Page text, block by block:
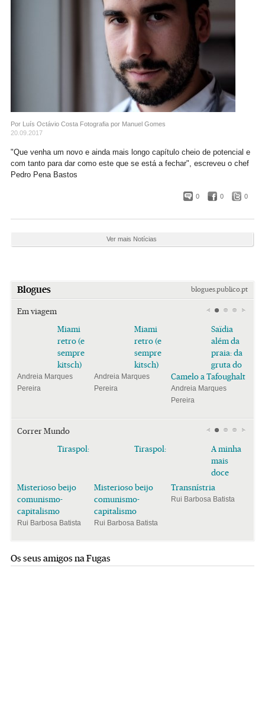
Por Luís Octávio Costa Fotografia por Manuel Gomes
20.09.2017
"Que venha um novo e ainda mais longo capítulo cheio de potencial e
com tanto para dar como este que se está a fechar", escreveu o chef
Pedro Pena Bastos
0 0 0
Ver mais Notícias
Blogues blogues.publico.pt
Em viagem
Miami
retro (e
sempre
kitsch)
Andreia Marques
Pereira
Miami
retro (e
sempre
kitsch)
Andreia Marques
Pereira
Saïdia
além da
praia: da
gruta do
Camelo a Tafoughalt
Andreia Marques
Pereira
Correr Mundo
Tiraspol:
Misterioso beijo
comunismo-
capitalismo
Rui Barbosa Batista
Tiraspol:
Misterioso beijo
comunismo-
capitalismo
Rui Barbosa Batista
A minha
mais
doce
Transnístria
Rui Barbosa Batista
Os seus amigos na Fugas